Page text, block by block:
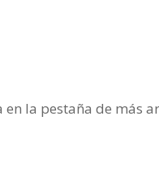
la pestaña de más